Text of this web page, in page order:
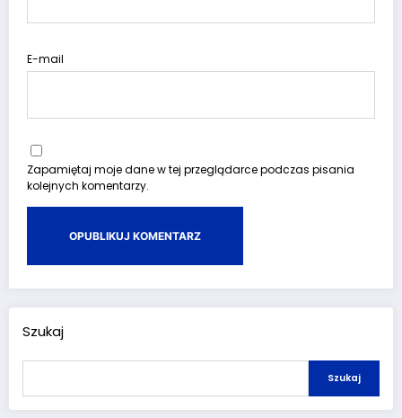
E-mail
Zapamiętaj moje dane w tej przeglądarce podczas pisania
kolejnych komentarzy.
Szukaj
Szukaj